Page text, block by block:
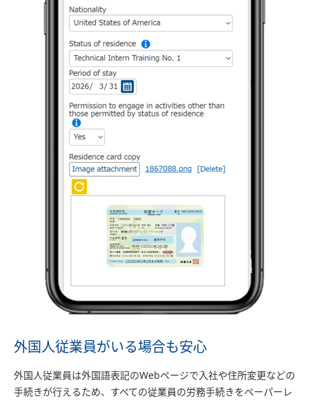
外国人従業員がいる場合も安心
外国人従業員は外国語表記のWebページで入社や住所変更などの
手続きが行えるため、すべての従業員の労務手続きをペーパーレ